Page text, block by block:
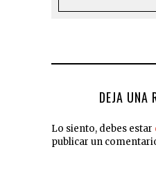
DEJA UNA
Lo siento, debes estar
publicar un